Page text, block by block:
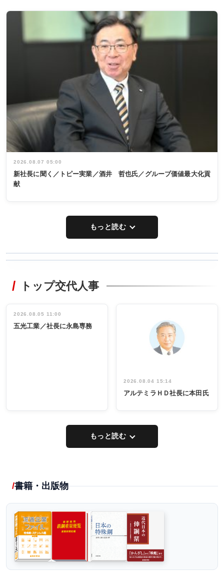
2026.08.07 05:00
新社長に聞く／トピー実業／酒井 哲也氏／グループ価値最大化貢
献
もっと読む
非鉄業界で
インタビュ
ー／社内ア
タックトレー
祝う 業界関
係者ら220人
出席
トップ交代人事
2026.08.05 11:00
五光工業／社長に永島専務
2026.08.04 15:14
アルテミラＨＤ社長に本田氏
もっと読む
書籍・出版物